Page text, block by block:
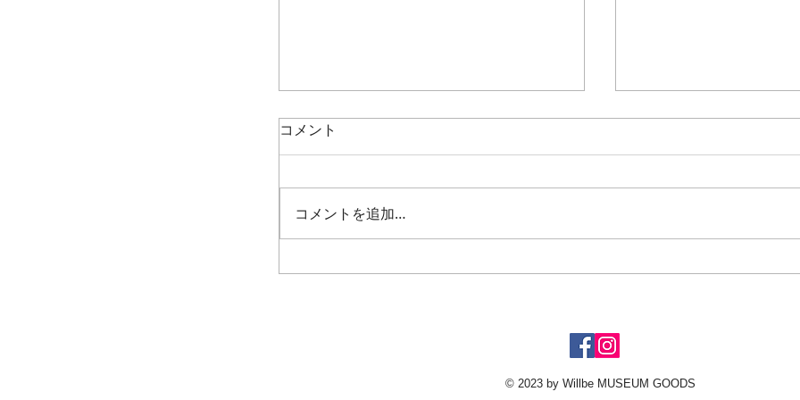
祇園祭[後祭]鷹山
コメント
コメントを追加…
© 2023 by Willbe MUSEUM GOODS